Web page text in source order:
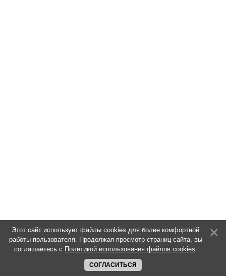
Этот сайт использует файлы cookies для более комфортной
работы пользователя. Продолжая просмотр страниц сайта, вы
соглашаетесь с Политикой использования файлов cookies.
СОГЛАСИТЬСЯ